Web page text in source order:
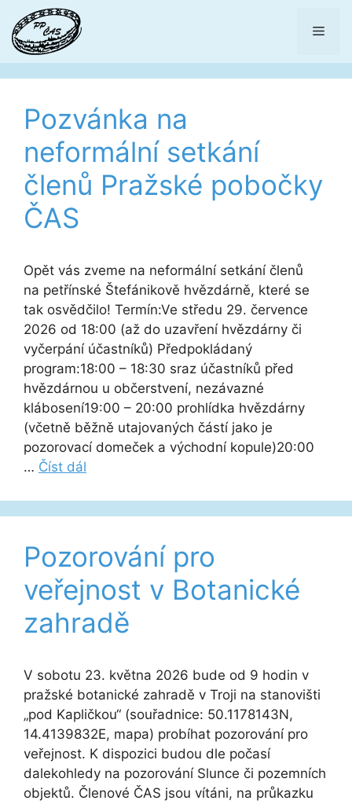
Přeskočit
na
obsah
Pozvánka na
neformální setkání
členů Pražské pobočky
ČAS
Opět vás zveme na neformální setkání členů
na petřínské Štefánikově hvězdárně, které se
tak osvědčilo! Termín:Ve středu 29. července
2026 od 18:00 (až do uzavření hvězdárny či
vyčerpání účastníků) Předpokládaný
program:18:00 – 18:30 sraz účastníků před
hvězdárnou u občerstvení, nezávazné
klábosení19:00 – 20:00 prohlídka hvězdárny
(včetně běžně utajovaných částí jako je
pozorovací domeček a východní kopule)20:00
… Číst dál
Pozorování pro
veřejnost v Botanické
zahradě
V sobotu 23. května 2026 bude od 9 hodin v
pražské botanické zahradě v Troji na stanovišti
„pod Kapličkou“ (souřadnice: 50.1178143N,
14.4139832E, mapa) probíhat pozorování pro
veřejnost. K dispozici budou dle počasí
dalekohledy na pozorování Slunce či pozemních
objektů. Členové ČAS jsou vítáni, na průkazku